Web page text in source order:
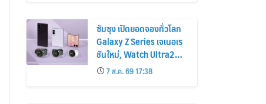
พร้อมส่วนลดและสิทธิพิเศษ
ถึง 31 สิงหาคม 2569
ซัมซุง เปิดยอดจองทั่วโลก
Galaxy Z Series เจเนอเร
ชันใหม่, Watch Ultra2
และ Watch9 สูงกว่ารุ่น
ก่อนหน้ากว่า 30%
7 ส.ค. 69 17:38